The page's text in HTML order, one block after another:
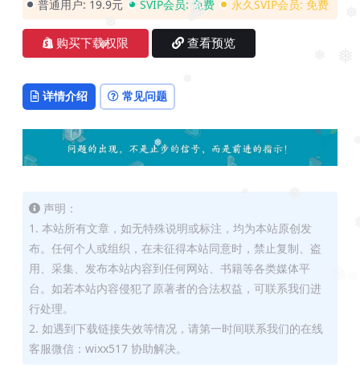
❅
❅
❅
❅
❅
❅
❅
普通用户: 19.9元 SVIP会员: 免费 永久SVIP会员: 免费
购买下载权限 查看预览
详情介绍 常见问题
声明：
1. 本站所有文章，如无特殊说明或标注，均为本站原创发
布。任何个人或组织，在未征得本站同意时，禁止复制、盗
用、采集、发布本站内容到任何网站、书籍等各类媒体平
台。如若本站内容侵犯了原著者的合法权益，可联系我们进
行处理。
2. 如遇到下载链接失效等情况，请第一时间联系我们的在线
客服微信：wixx517 协助解决。